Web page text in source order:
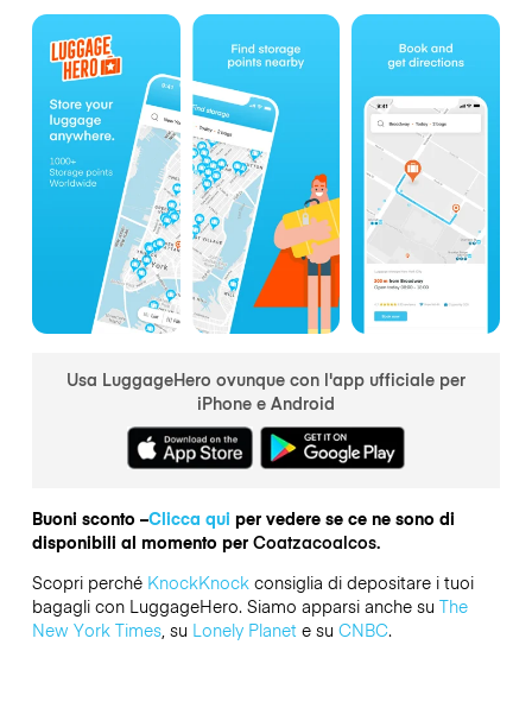
Usa LuggageHero ovunque con l'app ufficiale per
iPhone e Android
Buoni sconto –Clicca qui per vedere se ce ne sono di
disponibili al momento per Coatzacoalcos.
Scopri perché KnockKnockconsiglia di depositare i tuoi
bagagli con LuggageHero. Siamo apparsi anche su The
New York Times, su Lonely Planete su CNBC.